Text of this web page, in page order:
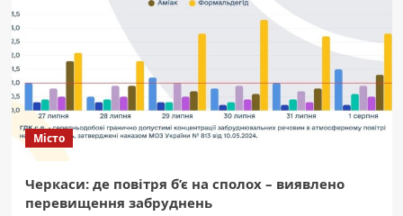
Місто
Черкаси: де повітря б’є на сполох – виявлено
перевищення забруднень